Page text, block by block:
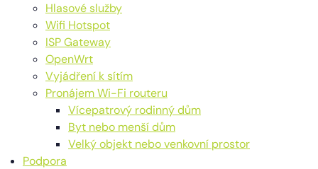
Hlasové služby
Wifi Hotspot
ISP Gateway
OpenWrt
Vyjádření k sítím
Pronájem Wi-Fi routeru
Vícepatrový rodinný dům
Byt nebo menší dům
Velký objekt nebo venkovní prostor
Podpora